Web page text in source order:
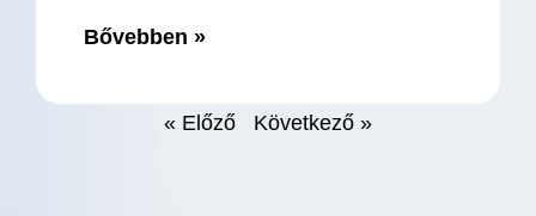
Bővebben »
« Előző Következő »